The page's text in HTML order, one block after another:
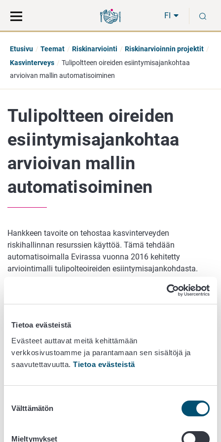
Tietoa evästeistä
Evästeet auttavat meitä kehittämään
verkkosivustoamme ja parantamaan sen sisältöjä ja
saavutettavuutta. Tietoa evästeistä
valinta
Välttämätön
Mieltymykset
suoraan
sisältöön
koko
sivuston
FI
Etusivu Teemat Riskinarviointi
Riskinarvioinnin projektit
Kasvinterveys
Tulipoltteen oireiden esiintymisajankohtaa
arvioivan mallin automatisoiminen
Tulipoltteen oireiden
esiintymisajankohtaa
arvioivan mallin
automatisoiminen
Hankkeen tavoite on tehostaa kasvinterveyden
riskihallinnan resurssien käyttöä. Tämä tehdään
automatisoimalla Evirassa vuonna 2016 kehitetty
arviointimalli tulipolteoireiden esiintymisajankohdasta.
oireita voisi sääolojen perusteella esiintyä omenalla ja
muilla tulipoltteen isäntäkasveilla Suomen eri osissa ja
viranomaisvalvonnan ja koko elinkeinon ajoittamaan
tulipoltteen tarkkailun ja tiedottamisen omassa
toiminnassaan. Tulipoltteen oireiden esiintymisajankohdan
arviosta luodaan pysyvä reaaliaikainen karttajulkaisu